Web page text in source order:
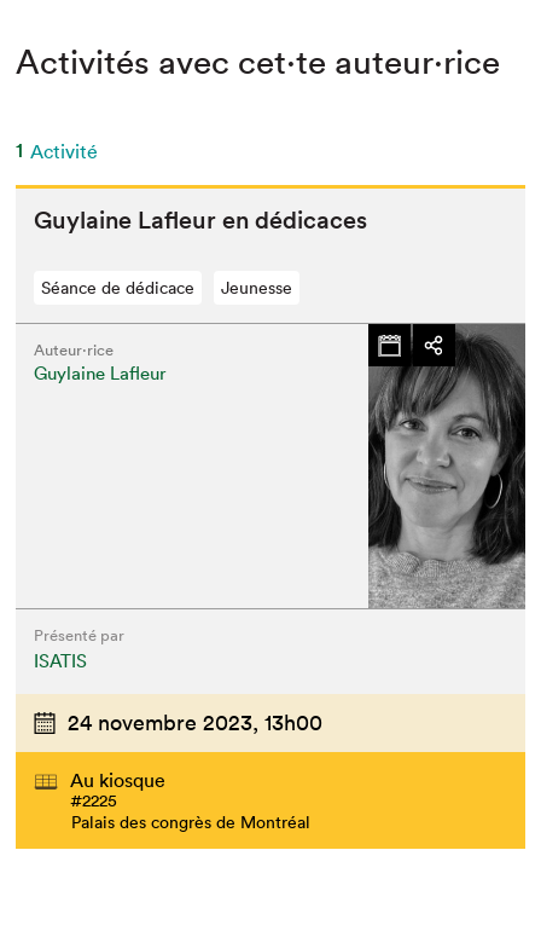
Activités avec cet·te auteur·rice
1 Activité
Guy­laine Lafleur en dédicaces
Séance de dédicace Jeunesse
Auteur·rice
Guylaine Lafleur
Présenté par
ISATIS
24 novembre 2023, 13h00
Au kiosque
#2225
Palais des congrès de Montréal